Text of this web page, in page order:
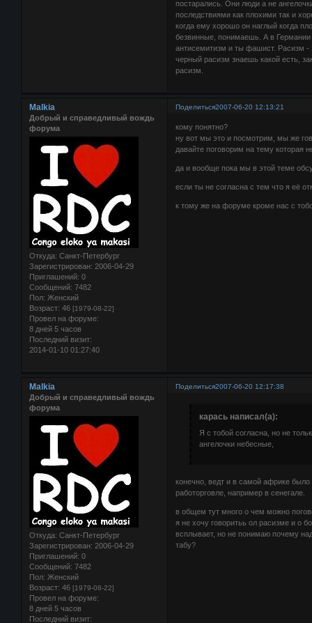
постарались. Они люди а не
последствиями как плохими так и
когда ему хорошо он наглый когда
безвинные, понимаешь. А в Германии
антисемитизм и ты фашист. Расизм -
черный расизм знаешь какой есть,
расизм.
Поделиться2007-06-20 12:13:21
Malkia
Добрый и справедливый вождь
форума
Откуда: Санкт-Петербург
Зарегистрирован: 2006-04-29
Приглашений: 0
Сообщений: 7482
Пол: Женский
Возраст: 46 [1979-08-22]
Провел на форуме:
8 дней 5 часов
Последний визит:
2014-01-10 01:27:40
кому понятно?
ну вот мы это и посмотрим, мы же
давайте поговорим на тему которая
да и вообще пока мы в этой теме
если ты не согласна с тем что я её
к тому же на форуме кроме нас с
Поделиться2007-06-20 12:17:38
Malkia
Добрый и справедливый вождь
форума
Откуда: Санкт-Петербург
Зарегистрирован: 2006-04-29
Приглашений: 0
Сообщений: 7482
Пол: Женский
Возраст: 46 [1979-08-22]
Провел на форуме:
8 дней 5 часов
Последний визит:
карась написал(а):
Я с тобой согласна, но не
ангелочки небесные,
конечно, ведт и в самой африке
работорговле, например в сенегале.
в общем тут много о чем можно
я не хочу говоритьь ол расизме и о
всплывает, но не понимаю почему
табу?